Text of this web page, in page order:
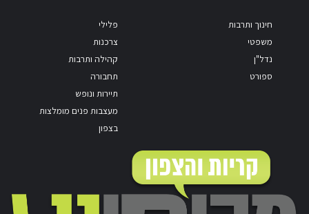
חינוך ותרבות
משפטי
נדל"ן
ספורט
פלילי
צרכנות
קהילה ותרבות
תחבורה
תיירות ונופש
מעצבות פנים מומלצות
בצפון